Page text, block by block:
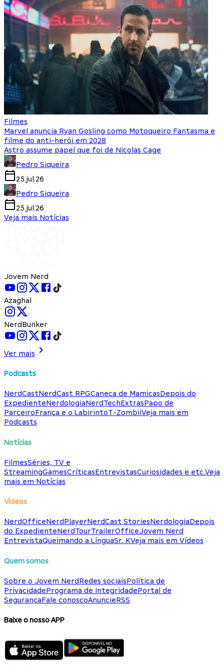
Filmes
Marvel anuncia Ryan Gosling como Motoqueiro Fantasma e
filme do anti-herói em 2028
Astro assume papel que foi de Nicolas Cage
Pedro Siqueira
25.jul.26
Pedro Siqueira
25.jul.26
Veja mais Notícias
Jovem Nerd
Azaghal
NerdBunker
Ver mais
Podcasts
NerdCastNerdCast RPGCaneca de MamicasDepois do
ExpedienteNerdologiaNerdTechExtrasPapo de
ParceiroFrança e o LabirintoT-ZombiiVeja mais em
Podcasts
Notícias
FilmesSéries, TV e
StreamingGamesCríticasEntrevistasCuriosidades e etc.Veja
mais em Notícias
Vídeos
NerdOfficeNerdPlayerNerdCast StoriesNerdologiaDepois
do ExpedienteNerdTourTrailerOfficeJovem Nerd
EntrevistaQueimando a LínguaSr. KVeja mais em Vídeos
Quem somos
Sobre o Jovem NerdRedes sociaisPolítica de
PrivacidadePrograma de IntegridadePortal de
SegurançaFale conoscoAnuncieRSS
Baixe o nosso APP